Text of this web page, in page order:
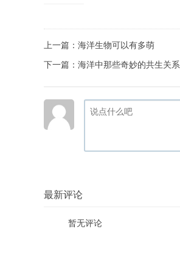
上一篇： 海洋生物可以有多萌
下一篇： 海洋中那些奇妙的共生关系
最新评论
暂无评论